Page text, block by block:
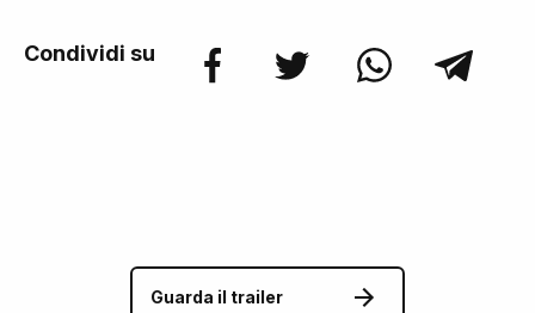
Condividi su
Guarda il trailer